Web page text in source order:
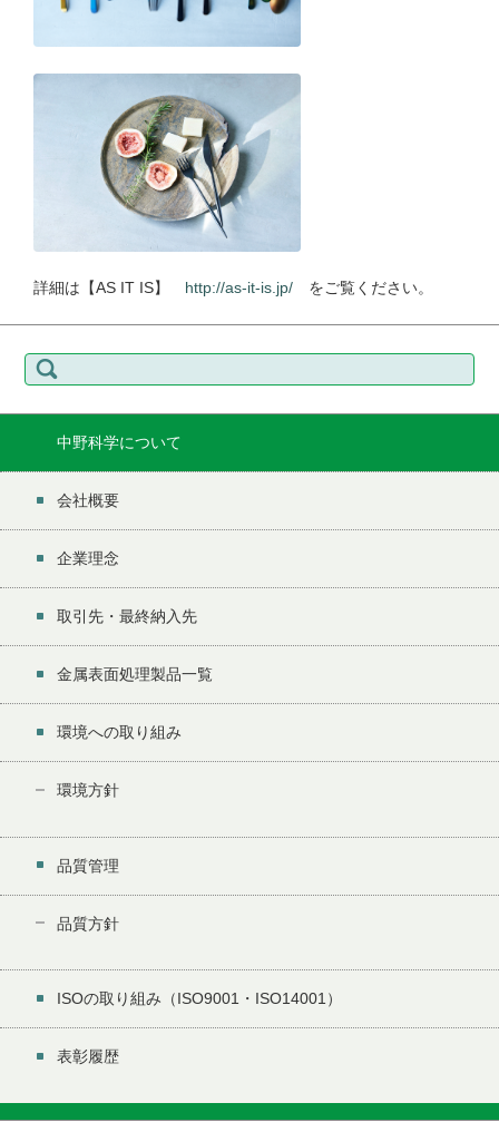
詳細は【AS IT IS】 http://as-it-is.jp/ をご覧ください。
索:
中野科学について
会社概要
企業理念
取引先・最終納入先
金属表面処理製品一覧
環境への取り組み
環境方針
品質管理
品質方針
ISOの取り組み（ISO9001・ISO14001）
表彰履歴